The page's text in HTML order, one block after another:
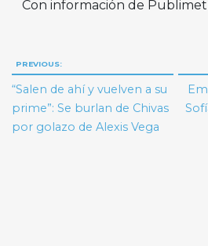
Con información de
Navegación
de
entradas
PREVIOUS:
“Salen de ahí y vuelven a su
prime”: Se burlan de Chivas
por golazo de Alexis Vega